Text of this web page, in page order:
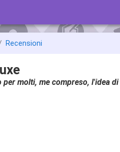
Recensioni
molti, me compreso, l'idea